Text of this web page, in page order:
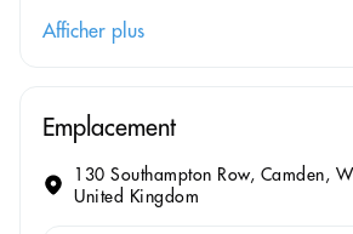
Afficher plus
Emplacement
130 Southampton Row, Camden,
United Kingdom